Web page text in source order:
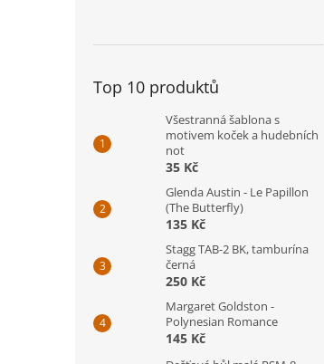
Top 10 produktů
Všestranná šablona s
motivem koček a hudebních
not
35 Kč
Glenda Austin - Le Papillon
(The Butterfly)
135 Kč
Stagg TAB-2 BK, tamburína
černá
250 Kč
Margaret Goldston -
Polynesian Romance
145 Kč